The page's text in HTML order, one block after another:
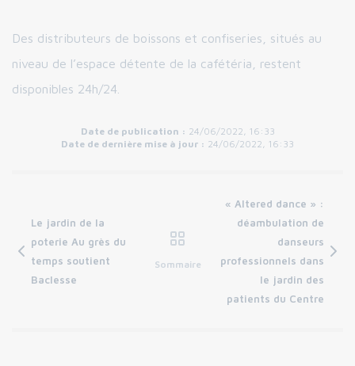
Des distributeurs de boissons et confiseries, situés au
niveau de l’espace détente de la cafétéria, restent
disponibles 24h/24.
Date de publication : 24/06/2022, 16:33
Date de dernière mise à jour : 24/06/2022, 16:33
Le jardin de la
poterie Au grès du
temps soutient
Baclesse
Sommaire
« Altered dance » :
déambulation de
danseurs
professionnels dans
le jardin des
patients du Centre